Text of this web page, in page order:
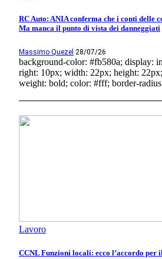
RC Auto: ANIA conferma che i conti delle
Ma manca il punto di vista dei danneggiati
Massimo Quezel 28/07/26
background-color: #fb580a; display:
right: 10px; width: 22px; height:
weight: bold; color: #fff; border-
Lavoro
CCNL Funzioni locali: ecco l’accordo per